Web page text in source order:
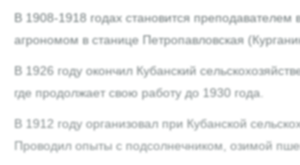
В 1908-1918 годах становится
агрономом в станице Петропавловская
В 1926 году окончил Кубанский
где продолжает свою работу до 1930 года.
В 1912 году организовал при Кубанской
Проводил опыты с подсолнечником, озимой